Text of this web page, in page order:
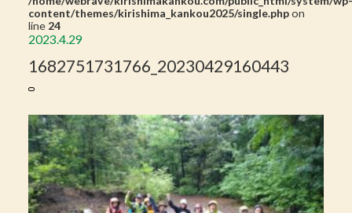
content/themes/kirishima_kankou2025/single.phpon
line 24
2023.4.29
1682751731766_20230429160443